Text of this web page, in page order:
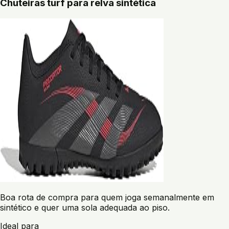
Chuteiras turf para relva sintética
Boa rota de compra para quem joga semanalmente em
sintético e quer uma sola adequada ao piso.
Ideal para